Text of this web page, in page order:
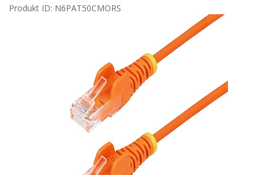
Produkt ID: N6PAT50CMORS